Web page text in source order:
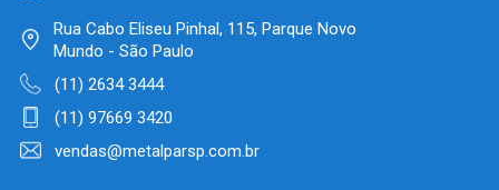
Rua Cabo Eliseu Pinhal, 115, Parque Novo
Mundo - São Paulo
(11) 2634 3444
(11) 97669 3420
vendas@metalparsp.com.br